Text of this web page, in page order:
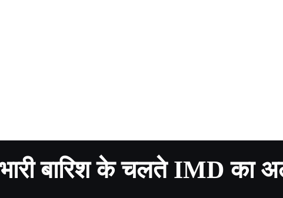
बारिश के चलते IMD का